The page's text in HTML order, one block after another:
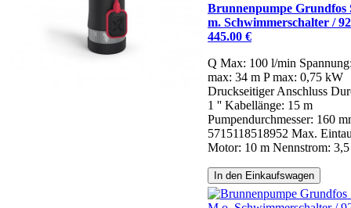
Brunnenpumpe Grundfos
m. Schwimmerschalter /
445.00 €
Q Max: 100 l/min
max: 34 m P max: 0,75 kW
Druckseitiger Anschluss
1 '' Kabellänge: 15 m
Pumpendurchmesser: 160
5715118518952 Max.
Motor: 10 m Nennstrom:
In den Einkaufswagen